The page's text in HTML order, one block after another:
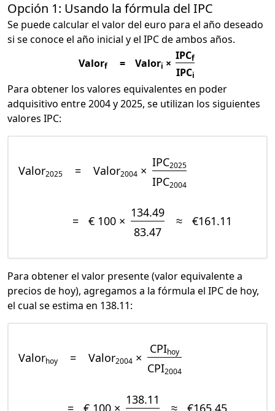
Opción 1: Usando la fórmula del IPC
Se puede calcular el valor del euro para el año deseado
si se conoce el año inicial y el IPC de ambos años.
Valorf = Valori ×
IPCf
IPCi
Para obtener los valores equivalentes en poder
adquisitivo entre 2004 y 2025, se utilizan los siguientes
valores IPC:
Valor2025 = Valor2004 ×
IPC2025
IPC2004
= € 100 ×
134.49
83.47
≈ €161.11
Para obtener el valor presente (valor equivalente a
precios de hoy), agregamos a la fórmula el IPC de hoy,
el cual se estima en 138.11:
Valorhoy = Valor2004 ×
CPIhoy
CPI2004
= € 100 ×
138.11
≈ €165.45